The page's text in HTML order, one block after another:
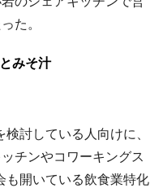
た。
みそ汁
討している人向けに、
チンやコワーキングス
も開いている飲食業特化